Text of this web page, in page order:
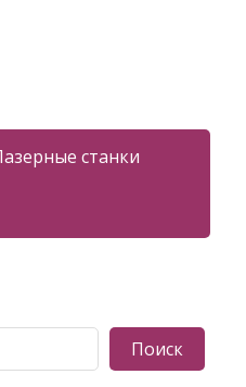
станки
Поиск